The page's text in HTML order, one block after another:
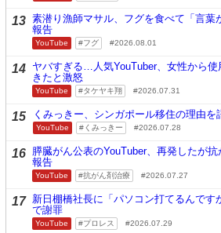
13 素潜り漁師マサル、フグを食べて「言葉
報告
YouTube フグ 2026.08.01
14 ヤバすぎる…人気YouTuber、女性から
きたと激怒
YouTube タケヤキ翔 2026.07.31
15 くみっきー、シンガポール移住の理由を
YouTube くみっきー 2026.07.28
16 膵臓がん公表のYouTuber、再発したが
報告
YouTube 抗がん剤治療 2026.07.27
17 新日棚橋社長に「パソコン打てるんです
で謝罪
YouTube プロレス 2026.07.29